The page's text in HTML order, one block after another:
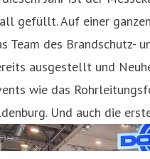
gefüllt. Auf einer
Team des Brandschutz-
ausgestellt und
wie das
Und auch die